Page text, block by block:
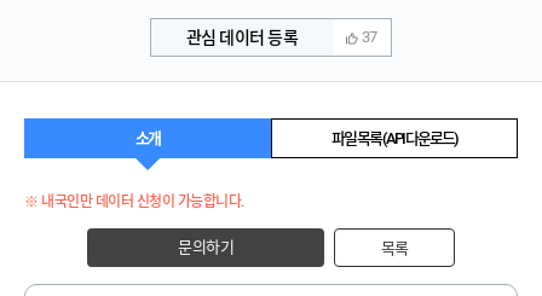
관심 데이터 등록 37
소개 파일 목록 (API 다운로드)
※ 내국인만 데이터 신청이 가능합니다.
문의하기 목록